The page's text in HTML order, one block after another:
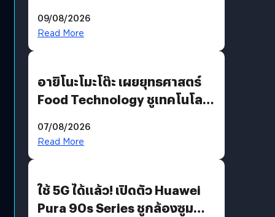
09/08/2026
Read More
อายิโนะโมะโต๊ะ เผยยุทธศาสตร์
Food Technology ชูเทคโนโลยี
บริโภคและ B2B
07/08/2026
Read More
ใช้ 5G ได้แล้ว! เปิดตัว Huawei
Pura 90s Series ชูกล้องซูม